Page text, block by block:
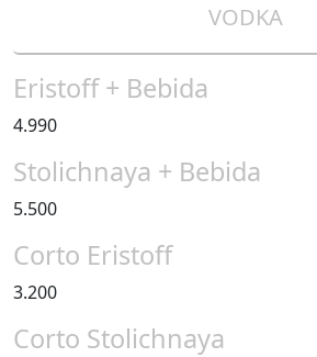
VODKA
Eristoff + Bebida
4.990
Stolichnaya + Bebida
5.500
Corto Eristoff
3.200
Corto Stolichnaya